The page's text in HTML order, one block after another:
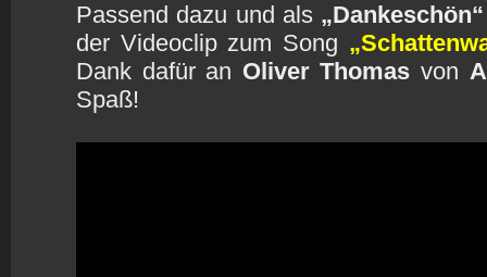
Passend dazu und als „Dankeschön“
der Videoclip zum Song
Dank dafür an Oliver Thomas von
Spaß!